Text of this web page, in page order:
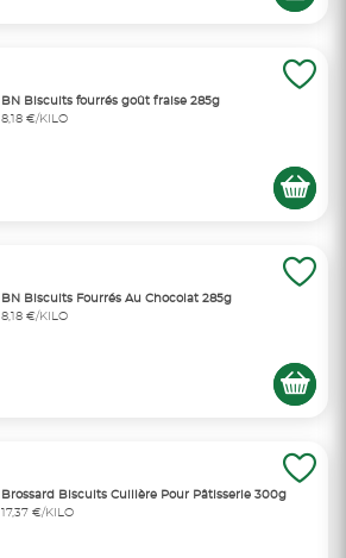
BN Biscuits fourrés goût fraise 285g
8,18 €/KILO
BN Biscuits Fourrés Au Chocolat 285g
8,18 €/KILO
Brossard Biscuits Cuillère Pour Pâtisserie 300g
17,37 €/KILO